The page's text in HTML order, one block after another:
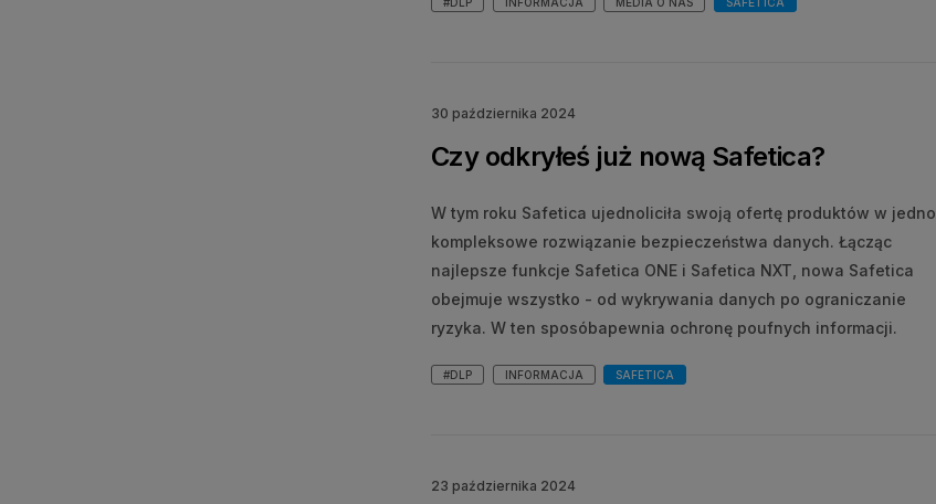
30 października 2024
Czy odkryłeś już nową Safetica?
W tym roku Safetica ujednoliciła swoją ofertę produktów w jedno,
kompleksowe rozwiązanie bezpieczeństwa danych. Łącząc
najlepsze funkcje Safetica ONE i Safetica NXT, nowa Safetica
obejmuje wszystko - od wykrywania danych po ograniczanie
ryzyka. W ten sposóbapewnia ochronę poufnych informacji.
#DLP INFORMACJA SAFETICA
23 października 2024